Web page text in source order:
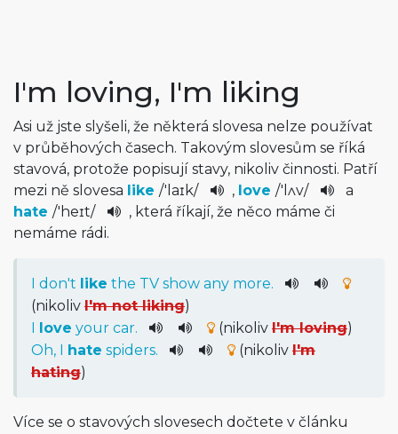
I'm loving, I'm liking
Asi už jste slyšeli, že některá slovesa nelze používat
v průběhových časech. Takovým slovesům se říká
stavová, protože popisují stavy, nikoliv činnosti. Patří
mezi ně slovesa like /'laɪk/ , love /'lʌv/
a
hate /'heɪt/
, která říkají, že něco máme či
nemáme rádi.
I don't like the TV show any more.
(nikoliv I'm not liking)
I love your car. (nikoliv I'm loving)
Oh, I hate spiders. (nikoliv I'm
hating)
Více se o stavových slovesech dočtete v článku